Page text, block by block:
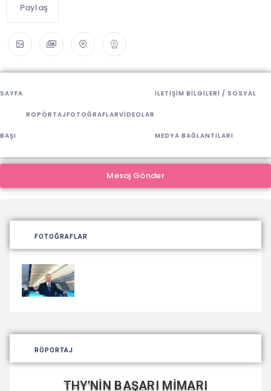
Paylaş
SAYFA
BAŞI
ROPÖRTAJFOTOĞRAFLARVIDEOLAR
İLETIŞIM BILGILERI / SOSYAL
MEDYA BAĞLANTILARI
FOTOĞRAFLAR
RÖPORTAJ
THY’NİN BAŞARI MİMARI